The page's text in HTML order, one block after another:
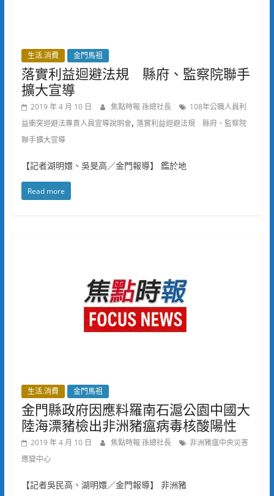
生活.消費 金門馬祖
落實利益迴避法規 縣府、監察院聯手
擴大宣導
2019 年 4 月 10 日 焦點時報 孫總社長
108年公職人員利
益衝突迴避法專責人員宣導說明會, 落實利益迴避法規 縣府、監察院
聯手擴大宣導
【記者湖明嬛、吳旻高／金門報導】 鑑於地
Read more
生活.消費 金門馬祖
金門縣政府因應料羅南石滬公園中國大
陸海漂豬檢出非洲豬瘟病毒核酸陽性
2019 年 4 月 10 日 焦點時報 孫總社長
非洲豬瘟中央災害
應變中心
【記者吳民高、湖明嬛／金門報導】 非洲豬